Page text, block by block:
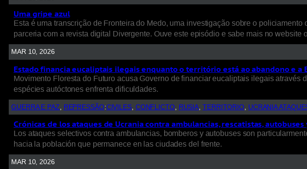
Uma gripe azul
Esta é uma transcrição de Fronteira do Medo, uma investigação sobre o
parceria com a revista digital Divergente. Ouve este episódio e sabe mais no website
MAR 10, 2026
Estado financia eucaliptais ilegais enquanto o território está ao abandono e a
Movimento Floresta do Futuro acusa Governo de financiar eucaliptais ilegais
espécies autóctones enfrenta dificuldades.
GUERRA E PAZ REPRESSÃO:CIVILES, CONFLICTO, RUSIA TERRITORIO UCRANIA
Crónicas de los ataques de Ucrania contra ambulancias, rescatistas, autobuses
Los ataques selectivos contra ambulancias, bomberos y autobuses son
hacia la población que permanece en las ciudades del frente.
MAR 10, 2026